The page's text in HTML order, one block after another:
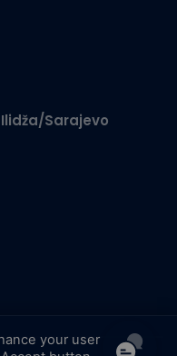
Ilidža/Sarajevo
your user